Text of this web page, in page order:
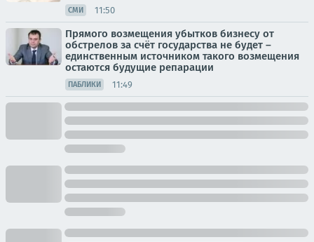
СМИ 11:50
Прямого возмещения убытков бизнесу от
обстрелов за счёт государства не будет –
единственным источником такого возмещения
остаются будущие репарации
ПАБЛИКИ 11:49